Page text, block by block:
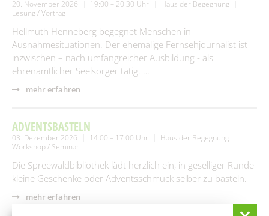
20. November 2026 19:00 – 20:30 Uhr
Haus der Begegnung
Lesung / Vortrag
Hellmuth Henneberg begegnet Menschen in
Ausnahmesituationen. Der ehemalige Fernsehjournalist ist
inzwischen – nach umfangreicher Ausbildung - als
ehrenamtlicher Seelsorger tätig. …
mehr erfahren
ADVENTSBASTELN
03. Dezember 2026 14:00 – 17:00 Uhr
Haus der Begegnung
Workshop / Seminar
Die Spreewaldbibliothek lädt herzlich ein, in geselliger Runde
kleine Geschenke oder Adventsschmuck selber zu basteln.
mehr erfahren